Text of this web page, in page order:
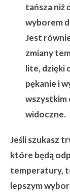
tańsza niż
wyborem
Jest
zmiany
lite, dzięki
pękanie i
wszystkim
widoczne.
Jeśli szukasz
które będą
temperatury,
lepszym